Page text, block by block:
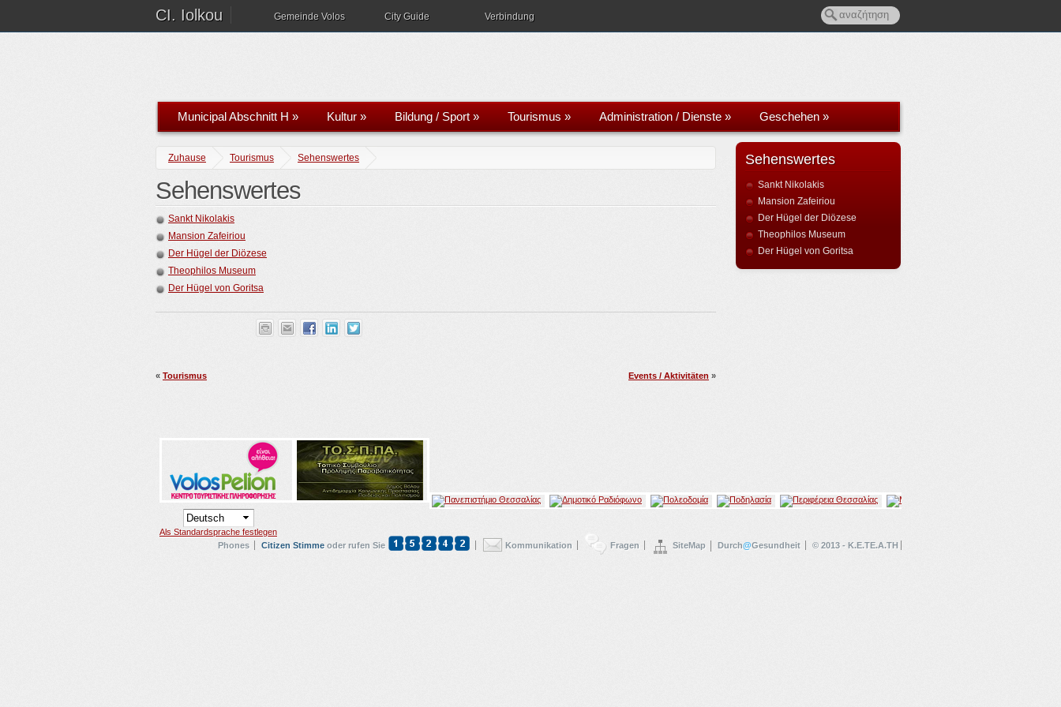
CI. Iolkou Gemeinde Volos City Guide Verbindung
Municipal Abschnitt H » Kultur » Bildung / Sport » Tourismus » Administration / Dienste » Geschehen »
Zuhause Tourismus Sehenswertes
Sehenswertes
Sankt Nikolakis
Mansion Zafeiriou
Der Hügel der Diözese
Theophilos Museum
Der Hügel von Goritsa
« Tourismus Events / Aktivitäten »
Sehenswertes
Sankt Nikolakis
Mansion Zafeiriou
Der Hügel der Diözese
Theophilos Museum
Der Hügel von Goritsa
Als Standardsprache festlegen
Phones
Citizen Stimme oder rufen Sie Kommunikation Fragen SiteMap Durch@Gesundheit © 2013 - K.E.TE.A.TH